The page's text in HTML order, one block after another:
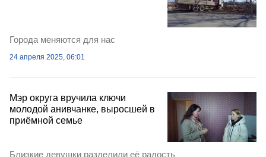
Города меняются для нас
24 апреля 2025, 06:01
Мэр округа вручила ключи
молодой анивчанке, выросшей в
приёмной семье
Близкие девушки разделили её радость